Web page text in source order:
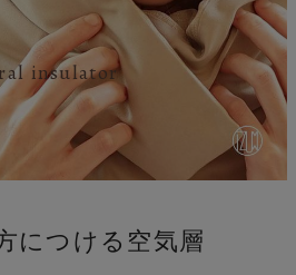
insulator
につける空気層